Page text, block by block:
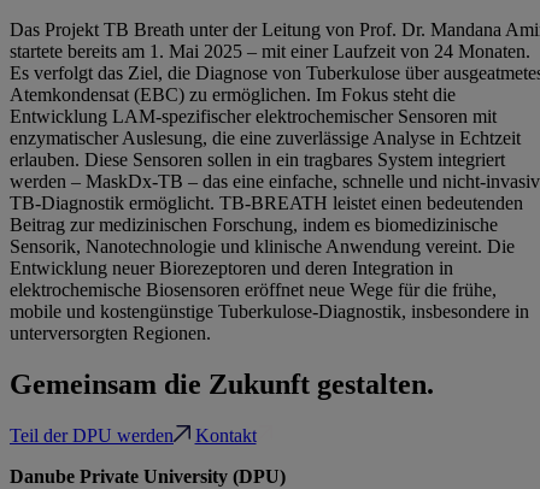
Das Projekt TB Breath unter der Leitung von Prof. Dr. Mandana
startete bereits am 1. Mai 2025 – mit einer Laufzeit von 24 Monaten.
Es verfolgt das Ziel, die Diagnose von Tuberkulose über
Atemkondensat (EBC) zu ermöglichen. Im Fokus steht die
Entwicklung LAM-spezifischer elektrochemischer Sensoren mit
enzymatischer Auslesung, die eine zuverlässige Analyse in Echtzeit
erlauben. Diese Sensoren sollen in ein tragbares System integriert
werden – MaskDx-TB – das eine einfache, schnelle und nicht-
TB-Diagnostik ermöglicht. TB-BREATH leistet einen bedeutenden
Beitrag zur medizinischen Forschung, indem es biomedizinische
Sensorik, Nanotechnologie und klinische Anwendung vereint. Die
Entwicklung neuer Biorezeptoren und deren Integration in
elektrochemische Biosensoren eröffnet neue Wege für die frühe,
mobile und kostengünstige Tuberkulose-Diagnostik, insbesondere in
unterversorgten Regionen.
Gemeinsam die Zukunft gestalten.
Teil der DPU werden
Kontakt
Danube Private University (DPU)